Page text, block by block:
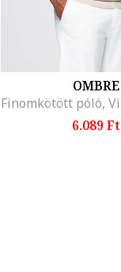
OMBRE
6.089 Ft